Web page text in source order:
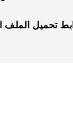
تحميل الملف